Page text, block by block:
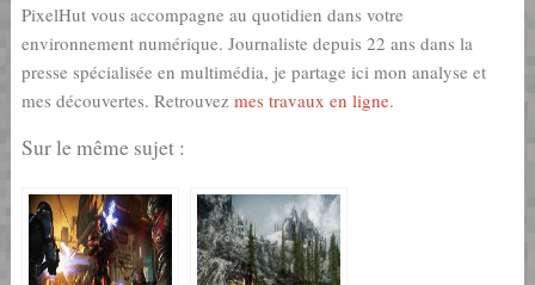
PixelHut vous accompagne au quotidien dans votre
environnement numérique. Journaliste depuis 22 ans dans la
presse spécialisée en multimédia, je partage ici mon analyse et
mes découvertes. Retrouvez mes travaux en ligne.
Sur le même sujet :